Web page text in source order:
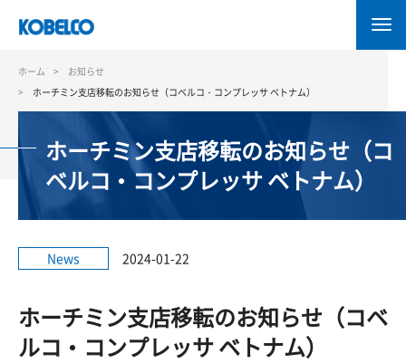
ツ
ホーム
お知らせ
ホーチミン支店移転のお知らせ（コベルコ・コンプレッサ ベトナム）
ホーチミン支店移転のお知らせ（コ
ベルコ・コンプレッサ ベトナム）
News 2024-01-22
ホーチミン支店移転のお知らせ（コベ
ルコ・コンプレッサ ベトナム）